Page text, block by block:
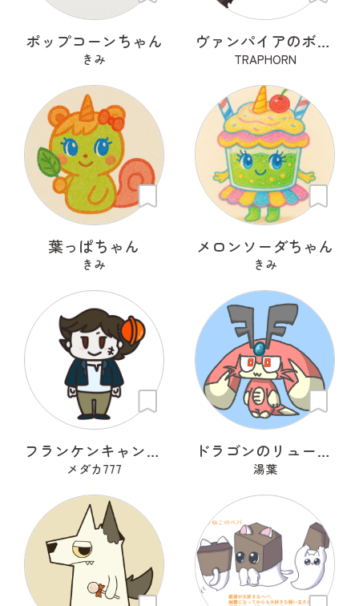
ポップコーンちゃん
きみ
ヴァンパイアのボンボナ
TRAPHORN
葉っぱちゃん
きみ
メロンソーダちゃん
きみ
フランケンキャンデー
メダカ777
ドラゴンのリューリュ
湯葉